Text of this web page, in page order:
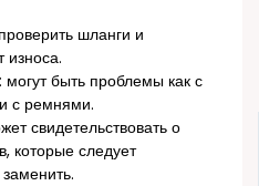
шланги и
износа.
быть проблемы как с
с ремнями.
свидетельствовать о
которые следует